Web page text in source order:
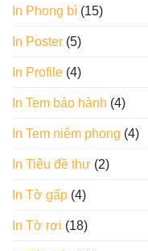
In Phong bì (15)
In Poster (5)
In Profile (4)
In Tem bảo hành (4)
In Tem niêm phong (4)
In Tiêu đề thư (2)
In Tờ gấp (4)
In Tờ rơi (18)